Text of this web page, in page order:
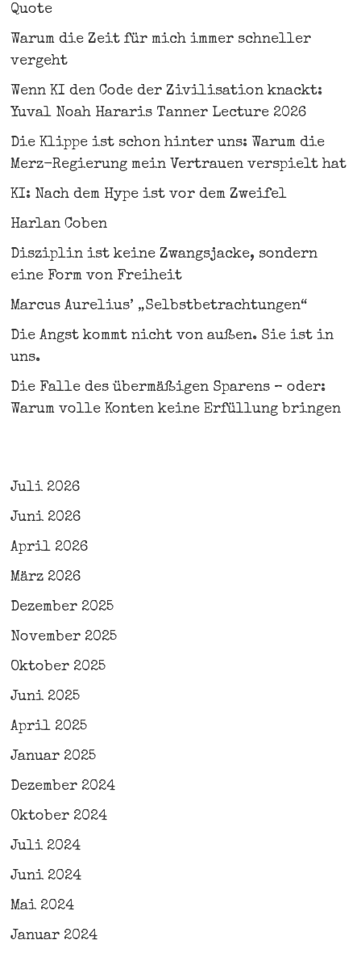
Quote
Warum die Zeit für mich immer schneller
vergeht
Wenn KI den Code der Zivilisation knackt:
Yuval Noah Hararis Tanner Lecture 2026
Die Klippe ist schon hinter uns: Warum die
Merz-Regierung mein Vertrauen verspielt hat
KI: Nach dem Hype ist vor dem Zweifel
Harlan Coben
Disziplin ist keine Zwangsjacke, sondern
eine Form von Freiheit
Marcus Aurelius’ „Selbstbetrachtungen“
Die Angst kommt nicht von außen. Sie ist in
uns.
Die Falle des übermäßigen Sparens – oder:
Warum volle Konten keine Erfüllung bringen
Juli 2026
Juni 2026
April 2026
März 2026
Dezember 2025
November 2025
Oktober 2025
Juni 2025
April 2025
Januar 2025
Dezember 2024
Oktober 2024
Juli 2024
Juni 2024
Mai 2024
Januar 2024